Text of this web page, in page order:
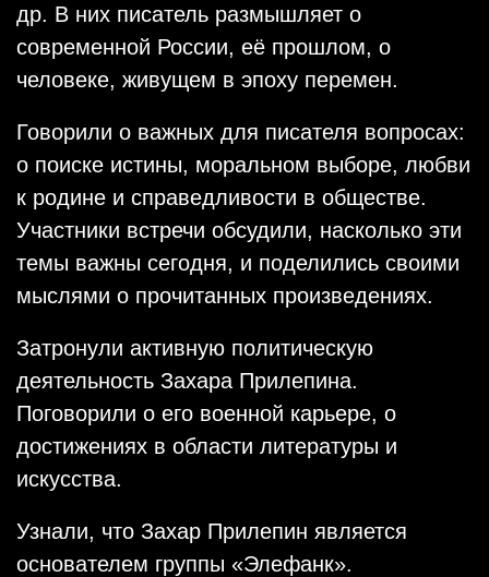
др. В них писатель размышляет о
современной России, её прошлом, о
человеке, живущем в эпоху перемен.
Говорили о важных для писателя вопросах:
о поиске истины, моральном выборе, любви
к родине и справедливости в обществе.
Участники встречи обсудили, насколько эти
темы важны сегодня, и поделились своими
мыслями о прочитанных произведениях.
Затронули активную политическую
деятельность Захара Прилепина.
Поговорили о его военной карьере, о
достижениях в области литературы и
искусства.
Узнали, что Захар Прилепин является
основателем группы «Элефанк».